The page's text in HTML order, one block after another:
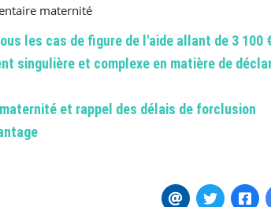
maternité
les cas de figure de l'aide allant de 3 100
singulière et complexe en matière de
et rappel des délais de forclusion